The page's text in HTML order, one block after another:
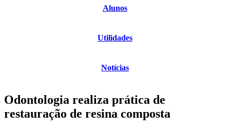
Alunos
Utilidades
Notícias
Odontologia realiza prática de
restauração de resina composta